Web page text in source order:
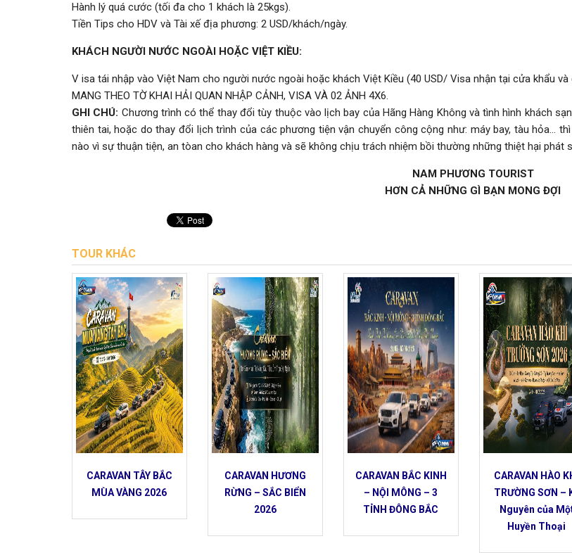
Hành lý quá cước (tối đa cho 1 khách là 25kgs).
Tiền Tips cho HDV và Tài xế địa phương: 2 USD/khách/ngày.
KHÁCH NGƯỜI NƯỚC NGOÀI HOẶC VIỆT KIỀU:
V isa tái nhập vào Việt Nam cho người nước ngoài hoặc khách Việt Kiều (40 USD/ Visa nhận tại cửa khẩu
MANG THEO TỜ KHAI HẢI QUAN NHẬP CẢNH, VISA VÀ 02 ẢNH 4X6.
GHI CHÚ: Chương trình có thể thay đổi tùy thuộc vào lịch bay của Hãng Hàng Không và tình hình khách
thiên tai, hoặc do thay đổi lịch trình của các phương tiện vận chuyển công cộng như: máy bay, tàu hỏa…
nào vì sự thuận tiện, an tòan cho khách hàng và sẽ không chịu trách nhiệm bồi thường những thiệt hại phát
NAM PHƯƠNG TOURIST
HƠN CẢ NHỮNG GÌ BẠN MONG ĐỢI
TOUR KHÁC
CARAVAN TÂY BẮC
MÙA VÀNG 2026
CARAVAN HƯƠNG
RỪNG – SẮC BIỂN
2026
CARAVAN BẮC KINH
– NỘI MÔNG – 3
TỈNH ĐÔNG BẮC
CARAVAN HÀO
TRƯỜNG SƠN –
Nguyên của
Huyền Thoại